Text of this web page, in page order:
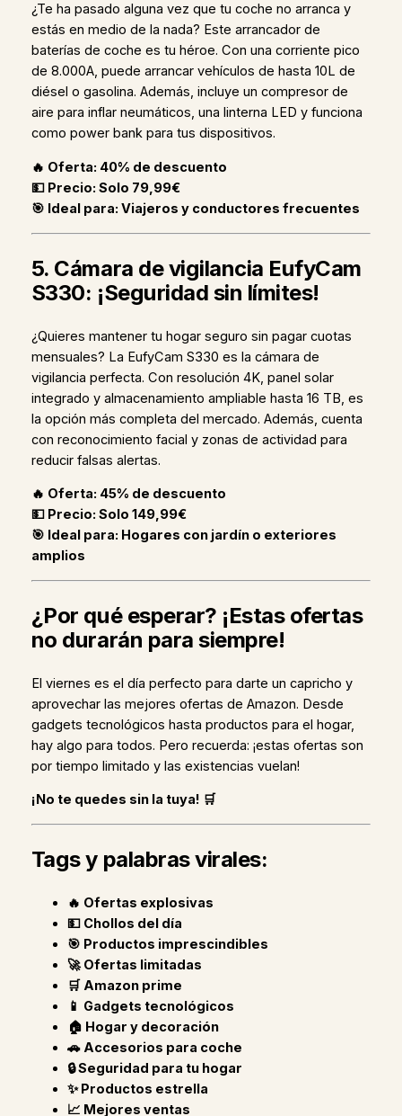
¿Te ha pasado alguna vez que tu coche no arranca y
estás en medio de la nada? Este arrancador de
baterías de coche es tu héroe. Con una corriente pico
de 8.000A, puede arrancar vehículos de hasta 10L de
diésel o gasolina. Además, incluye un compresor de
aire para inflar neumáticos, una linterna LED y funciona
como power bank para tus dispositivos.
🔥 Oferta: 40% de descuento
💵 Precio: Solo 79,99€
🎯 Ideal para: Viajeros y conductores frecuentes
5. Cámara de vigilancia EufyCam
S330: ¡Seguridad sin límites!
¿Quieres mantener tu hogar seguro sin pagar cuotas
mensuales? La EufyCam S330 es la cámara de
vigilancia perfecta. Con resolución 4K, panel solar
integrado y almacenamiento ampliable hasta 16 TB, es
la opción más completa del mercado. Además, cuenta
con reconocimiento facial y zonas de actividad para
reducir falsas alertas.
🔥 Oferta: 45% de descuento
💵 Precio: Solo 149,99€
🎯 Ideal para: Hogares con jardín o exteriores
amplios
¿Por qué esperar? ¡Estas ofertas
no durarán para siempre!
El viernes es el día perfecto para darte un capricho y
aprovechar las mejores ofertas de Amazon. Desde
gadgets tecnológicos hasta productos para el hogar,
hay algo para todos. Pero recuerda: ¡estas ofertas son
por tiempo limitado y las existencias vuelan!
¡No te quedes sin la tuya! 🛒
Tags y palabras virales:
🔥 Ofertas explosivas
💵 Chollos del día
🎯 Productos imprescindibles
🚀 Ofertas limitadas
🛒 Amazon prime
📱 Gadgets tecnológicos
🏠 Hogar y decoración
🚗 Accesorios para coche
🔒 Seguridad para tu hogar
✨ Productos estrella
📈 Mejores ventas